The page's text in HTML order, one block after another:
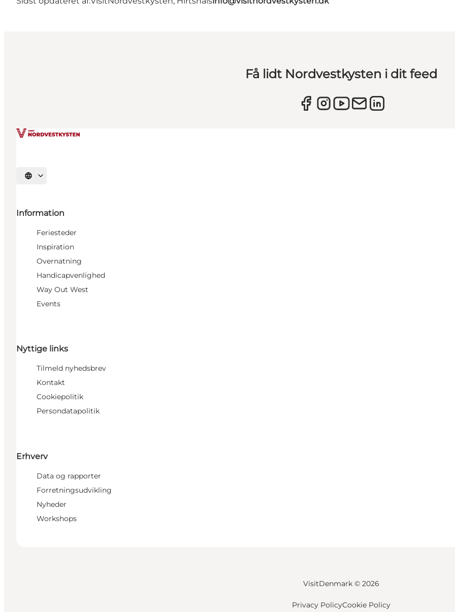
Få lidt Nordvestkysten i dit feed
Vælg sprog
Information
Feriesteder
Inspiration
Overnatning
Handicapvenlighed
Way Out West
Events
Nyttige links
Tilmeld nyhedsbrev
Kontakt
Cookiepolitik
Persondatapolitik
Erhverv
Data og rapporter
Forretningsudvikling
Nyheder
Workshops
VisitDenmark © 2026
Privacy PolicyCookie Policy